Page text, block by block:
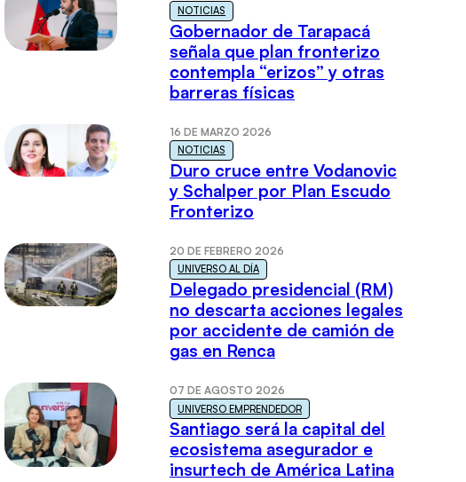
NOTICIAS
Gobernador de Tarapacá
señala que plan fronterizo
contempla “erizos” y otras
barreras físicas
16 DE MARZO 2026
NOTICIAS
Duro cruce entre Vodanovic
y Schalper por Plan Escudo
Fronterizo
20 DE FEBRERO 2026
UNIVERSO AL DÍA
Delegado presidencial (RM)
no descarta acciones legales
por accidente de camión de
gas en Renca
07 DE AGOSTO 2026
UNIVERSO EMPRENDEDOR
Santiago será la capital del
ecosistema asegurador e
insurtech de América Latina